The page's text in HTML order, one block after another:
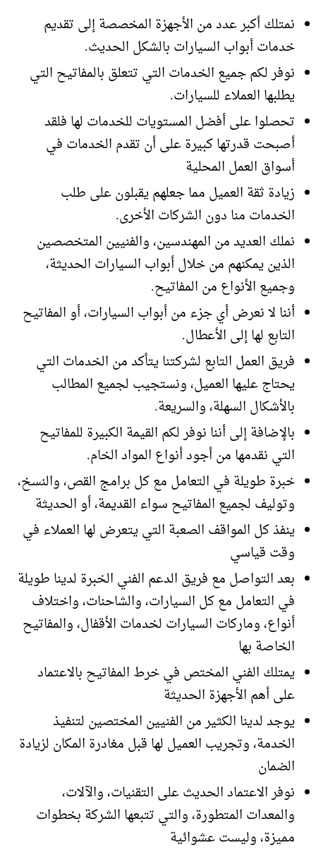
نمتلك أكبر عدد من الأجهزة المخصصة إلى تقديم
خدمات أبواب السيارات بالشكل الحديث.
نوفر لكم جميع الخدمات التي تتعلق بالمفاتيح التي
يطلبها العملاء للسيارات.
تحصلوا على أفضل المستويات للخدمات لها فلقد
أصبحت قدرتها كبيرة على أن تقدم الخدمات في
أسواق العمل المحلية
زيادة ثقة العميل مما جعلهم يقبلون على طلب
الخدمات منا دون الشركات الأخرى.
نملك العديد من المهندسين، والفنيين المتخصصين
الذين يمكنهم من خلال أبواب السيارات الحديثة،
وجميع الأنواع من المفاتيح.
أننا لا نعرض أي جزء من أبواب السيارات، أو المفاتيح
التابع لها إلى الأعطال.
فريق العمل التابع لشركتنا يتأكد من الخدمات التي
يحتاج عليها العميل، ونستجيب لجميع المطالب
بالأشكال السهلة، والسريعة.
بالإضافة إلى أننا نوفر لكم القيمة الكبيرة للمفاتيح
التي نقدمها من أجود أنواع المواد الخام.
خبرة طويلة في التعامل مع كل برامج القص، والنسخ،
وتوليف لجميع المفاتيح سواء القديمة، أو الحديثة
ينفذ كل المواقف الصعبة التي يتعرض لها العملاء في
وقت قياسي
بعد التواصل مع فريق الدعم الفني الخبرة لدينا طويلة
في التعامل مع كل السيارات، والشاحنات، واختلاف
أنواع، وماركات السيارات لخدمات الأقفال، والمفاتيح
الخاصة بها
يمتلك الفني المختص في خرط المفاتيح بالاعتماد
على أهم الأجهزة الحديثة
يوجد لدينا الكثير من الفنيين المختصين لتنفيذ
الخدمة، وتجريب العميل لها قبل مغادرة المكان لزيادة
الضمان
نوفر الاعتماد الحديث على التقنيات، والآلات،
والمعدات المتطورة، والتي تتبعها الشركة بخطوات
مميزة، وليست عشوائية